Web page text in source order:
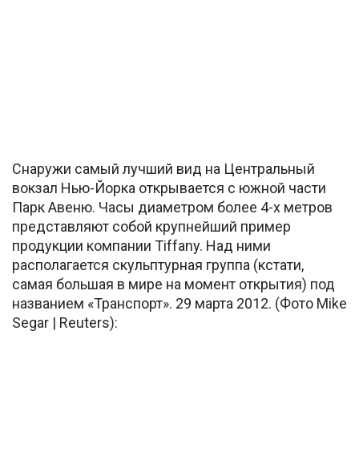
Снаружи самый лучший вид на Центральный
вокзал Нью-Йорка открывается с южной части
Парк Авеню. Часы диаметром более 4-х метров
представляют собой крупнейший пример
продукции компании Tiffany. Над ними
располагается скульптурная группа (кстати,
самая большая в мире на момент открытия) под
названием «Транспорт». 29 марта 2012. (Фото Mike
Segar | Reuters):